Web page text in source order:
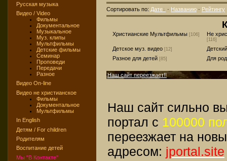
Русская музыка
Видео / Video
Фильмы
Документальное
Музыкальное
Муз. клипы
Мультфильмы
Детские фильмы
Семинар
Проповеди
Передачи
Разное
Видео On-line
Видео не христианское
Фильмы
Документальное
Мультфильмы
In English
Детям / For children
Родителям
Воспитание детей
Мы "В Контакте"
Сортировать по: Дате · Названию · Рейтингу
Христианские Мультфильмы [106] Не
[116]
Детское муз. видео [12]
Разное для детей [85] Для
Наш сайт переезжает!!
Наш сайт сильно
портал с 100000
переезжает на
адресом: jportal.site